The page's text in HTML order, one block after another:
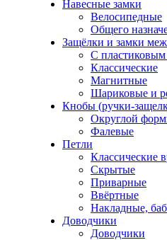
Навесные замки
Велосипедные
Общего
Защёлки и замки
С
Классические
Магнитные
Шариковые и
Кнобы (ручки-
Округлой
Фалевые
Петли
Классические
Скрытые
Приварные
Ввёртные
Накладные,
Доводчики
Доводчики